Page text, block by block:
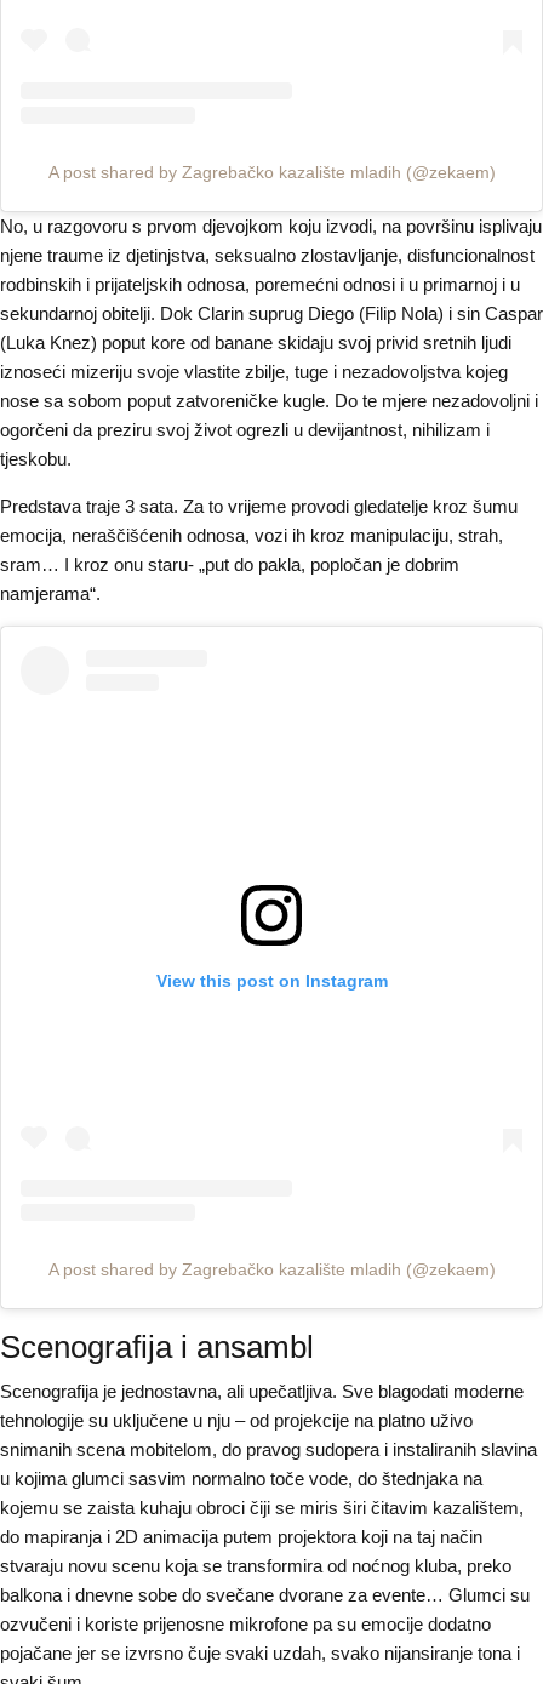
A post shared by Zagrebačko kazalište mladih (@zekaem)
No, u razgovoru s prvom djevojkom koju izvodi, na površinu isplivaju
njene traume iz djetinjstva, seksualno zlostavljanje, disfuncionalnost
rodbinskih i prijateljskih odnosa, poremećni odnosi i u primarnoj i u
sekundarnoj obitelji. Dok Clarin suprug Diego (Filip Nola) i sin Caspar
(Luka Knez) poput kore od banane skidaju svoj privid sretnih ljudi
iznoseći mizeriju svoje vlastite zbilje, tuge i nezadovoljstva kojeg
nose sa sobom poput zatvoreničke kugle. Do te mjere nezadovoljni i
ogorčeni da preziru svoj život ogrezli u devijantnost, nihilizam i
tjeskobu.
Predstava traje 3 sata. Za to vrijeme provodi gledatelje kroz šumu
emocija, neraščišćenih odnosa, vozi ih kroz manipulaciju, strah,
sram… I kroz onu staru- „put do pakla, popločan je dobrim
namjerama“.
View this post on Instagram
A post shared by Zagrebačko kazalište mladih (@zekaem)
Scenografija i ansambl
Scenografija je jednostavna, ali upečatljiva. Sve blagodati moderne
tehnologije su uključene u nju – od projekcije na platno uživo
snimanih scena mobitelom, do pravog sudopera i instaliranih slavina
u kojima glumci sasvim normalno toče vode, do štednjaka na
kojemu se zaista kuhaju obroci čiji se miris širi čitavim kazalištem,
do mapiranja i 2D animacija putem projektora koji na taj način
stvaraju novu scenu koja se transformira od noćnog kluba, preko
balkona i dnevne sobe do svečane dvorane za evente… Glumci su
ozvučeni i koriste prijenosne mikrofone pa su emocije dodatno
pojačane jer se izvrsno čuje svaki uzdah, svako nijansiranje tona i